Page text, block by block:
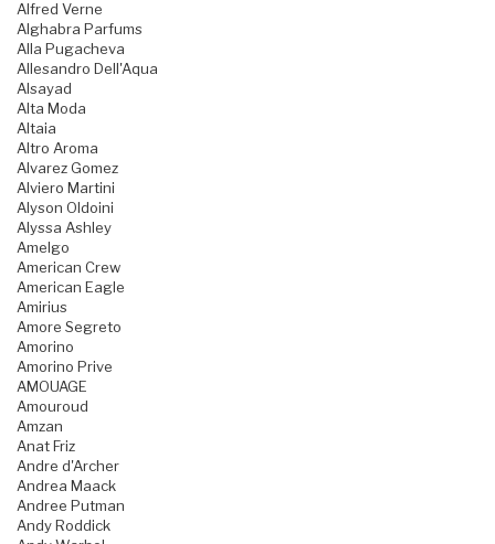
Alfred Verne
Alghabra Parfums
Alla Pugacheva
Allesandro Dell'Aqua
Alsayad
Alta Moda
Altaia
Altro Aroma
Alvarez Gomez
Alviero Martini
Alyson Oldoini
Alyssa Ashley
Amelgo
American Crew
American Eagle
Amirius
Amore Segreto
Amorino
Amorino Prive
AMOUAGE
Amouroud
Amzan
Anat Friz
Andre d'Archer
Andrea Maack
Andree Putman
Andy Roddick